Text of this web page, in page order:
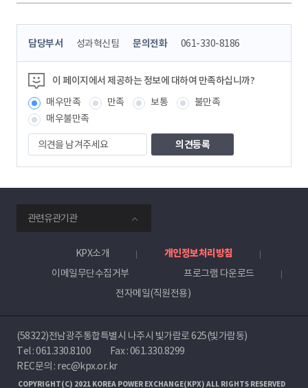
콘
츠
정
보
책
임
자
담당부서 성과혁신팀 문의전화 061-330-8186
이 페이지에서 제공하는 정보에 대하여 만족하십니까?
매우만족
만족 보통
불만족
매우불만족
의
견
을
겨
주
세
요
관련유관기관
KPX소개
개인정보처리방침
이메일무단수집거부
프로그램 다운로드
전자메일(직원전용)
(58322)전남광주통합특별시 나주시 빛가람로 625(빛가람동)
Tel :061.330.8100
Fax : 061.330.8299
REC문의 : rec@kpx.or.kr
COPYRIGHT(C) 2021 KOREA POWER EXCHANGE(KPX) ALL RIGHTS RESERVED